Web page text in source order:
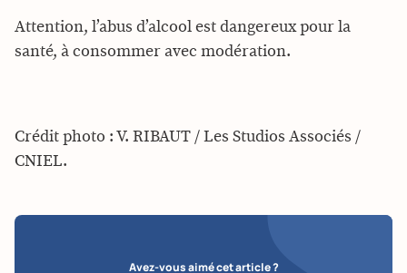
Attention, l’abus d’alcool est dangereux pour la
santé, à consommer avec modération.
Crédit photo : V. RIBAUT / Les Studios Associés /
CNIEL.
Avez-vous aimé cet article ?